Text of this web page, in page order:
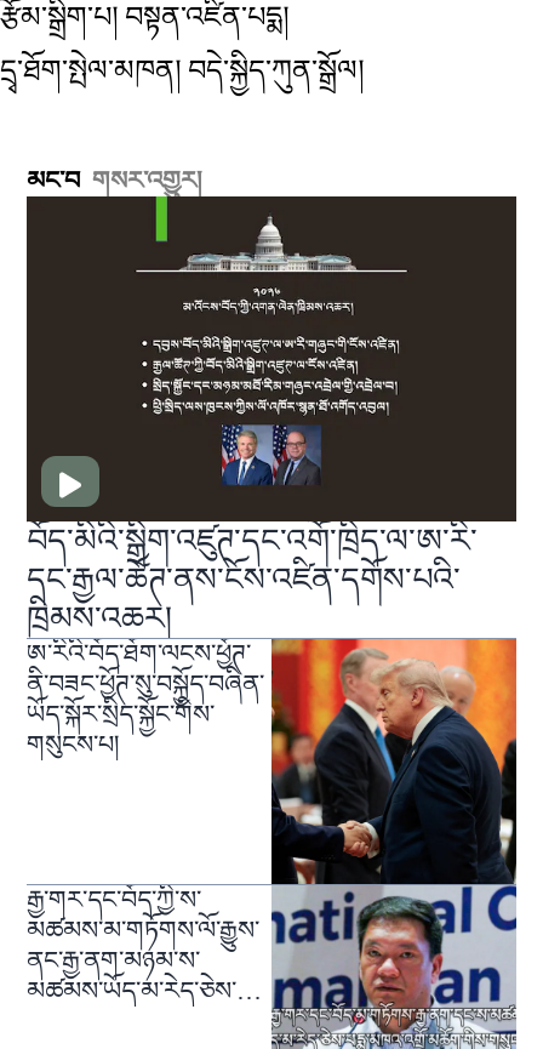
རྩོམ་སྒྲིག་པ། བསྟན་འཛིན་པདྨ།
དྲྭ་ཐོག་སྤེལ་མཁན། བདེ་སྐྱིད་ཀུན་སྒྲོལ།
མང་བ གསར་འགྱུར།
བོད་མིའི་སྒྲིག་འཛུཊ་དང་འགོ་ཁྲིད་ལ་ཨ་རི་
དང་རྒྱལ་ཚོཊ་ནས་ངོས་འཛིན་དགོས་པའི་
ཁྲིམས་འཆར།
ཨ་རིའི་བོད་ཐོག་ལངས་ཕྱོཊ་
ནི་བཟང་ཕྱོཊ་སུ་བསྐྱོད་བཞིན་
ཡོད་སྐོར་སྲིད་སྐྱོང་གིས་
གསུངས་པ།
རྒྱ་གར་དང་བོད་ཀྱི་ས་
མཚམས་མ་གཏོགས་ལོ་རྒྱུས་
ནང་རྒྱ་ནག་མཉམ་ས་
མཚམས་ཡོད་མ་རེད་ཅེས་